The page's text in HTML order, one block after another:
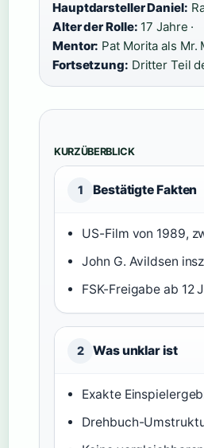
Hauptdarsteller Daniel:
Alter der Rolle: 17 Jahre ·
Mentor: Pat Morita als Mr.
Fortsetzung: Dritter Teil
KURZÜBERBLICK
1 Bestätigte Fakten
US-Film von 1989,
John G. Avildsen
FSK-Freigabe ab 12
2 Was unklar ist
Exakte
Drehbuch-